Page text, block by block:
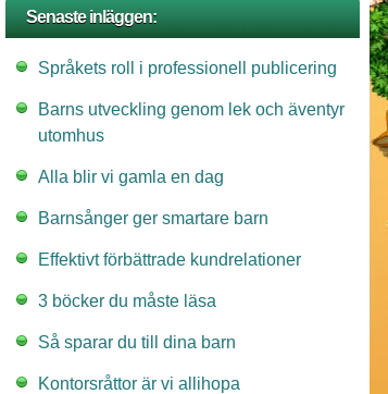
Senaste inläggen:
Språkets roll i professionell publicering
Barns utveckling genom lek och äventyr
utomhus
Alla blir vi gamla en dag
Barnsånger ger smartare barn
Effektivt förbättrade kundrelationer
3 böcker du måste läsa
Så sparar du till dina barn
Kontorsråttor är vi allihopa